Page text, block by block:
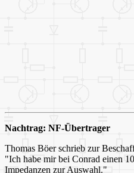
Nachtrag: NF-Übertrager
Thomas Böer schrieb zur
"Ich habe mir bei Conrad einen
Impedanzen zur Auswahl."